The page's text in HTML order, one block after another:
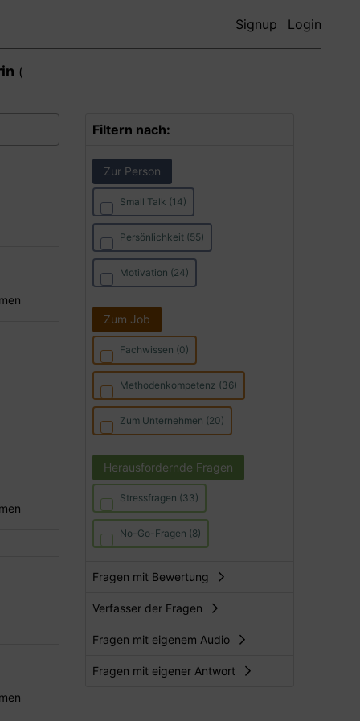
Signup Login
(
Filtern nach:
Zur Person
Small Talk (14)
Persönlichkeit (55)
Motivation (24)
Zum Job
Fachwissen (0)
Methodenkompetenz (36)
Zum Unternehmen (20)
Herausfordernde Fragen
Stressfragen (33)
No-Go-Fragen (8)
Fragen mit Bewertung
Verfasser der Fragen
Fragen mit eigenem Audio
Fragen mit eigener Antwort